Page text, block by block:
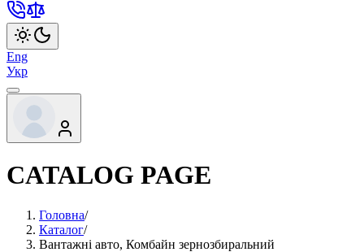
Eng
Укр
CATALOG PAGE
Головна/
Каталог/
Вантажні авто, Комбайн зернозбиральний